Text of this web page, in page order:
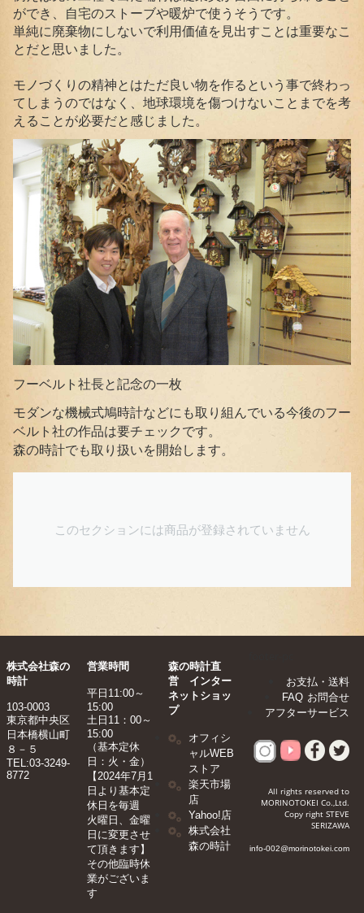
ができ、自宅のストーブや暖炉で使うそうです。
単純に廃棄物にしないで利用価値を見出すことは重要なこ
とだと思いました。
モノづくりの精神とはただ良い物を作るという事で終わっ
てしまうのではなく、地球環境を傷つけないことまでを考
えることが必要だと感じました。
フーベルト社長と記念の一枚
モダンな機械式鳩時計などにも取り組んでいる今後のフー
ベルト社の作品は要チェックです。
森の時計でも取り扱いを開始します。
このセクションには商品が登録されていません
株式会社森の
時計
103-0003
東京都中央区
日本橋横山町
８－５
TEL:03-3249-
8772
営業時間
平日11:00～
15:00
土日11：00～
15:00
（基本定休
日：火・金）
【2024年7月1
日より基本定
休日を毎週
火曜日、金曜
日に変更させ
て頂きます】​
その他臨時休
業がございま
す
森の時計直
営 インター
ネットショッ
プ
オフィシ
ャルWEB
ストア
楽天市場
店
Yahoo!店
株式会社
森の時計
お支払・送料
お問合せ
FAQ
アフターサービス
All rights reserved to
MORINOTOKEI Co.,Ltd.
Copy right STEVE
SERIZAWA
info-002@morinotokei.com